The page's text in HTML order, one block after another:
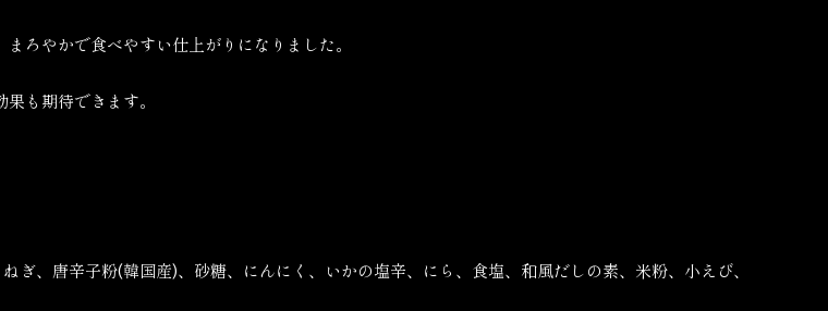
ろやかで食べやすい仕上がりになりました。
も期待できます。
、唐辛子粉(韓国産)、砂糖、にんにく、いかの塩辛、にら、食塩、和風だしの素、米粉、小えび、